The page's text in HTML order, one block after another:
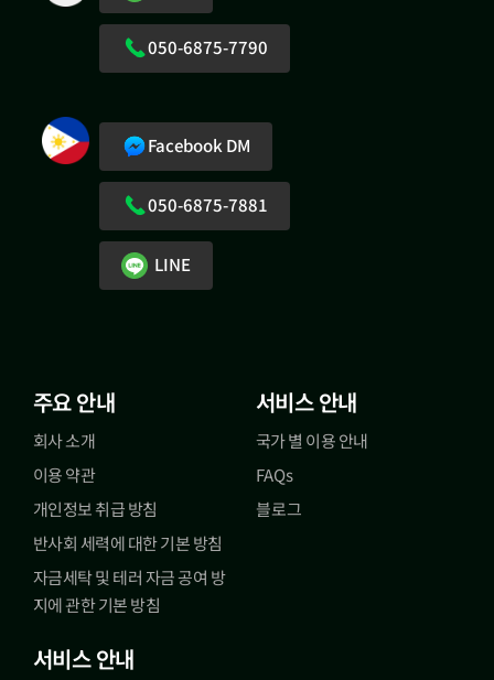
050-6875-7790
Facebook DM
050-6875-7881
LINE
주요 안내
회사 소개
이용 약관
개인정보 취급 방침
반사회 세력에 대한 기본 방침
자금세탁 및 테러 자금 공여 방
지에 관한 기본 방침
서비스 안내
서비스 안내
국가 별 이용 안내
FAQs
블로그